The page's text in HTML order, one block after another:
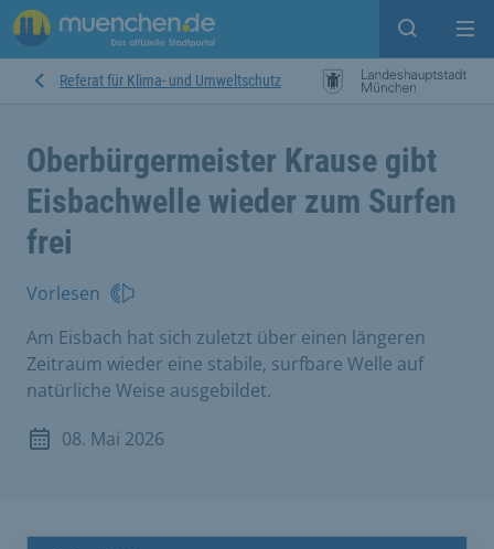
Suche
Referat für Klima- und Umweltschutz
Oberbürgermeister Krause gibt
Eisbachwelle wieder zum Surfen
frei
Vorlesen
Am Eisbach hat sich zuletzt über einen längeren
Zeitraum wieder eine stabile, surfbare Welle auf
natürliche Weise ausgebildet.
08. Mai 2026